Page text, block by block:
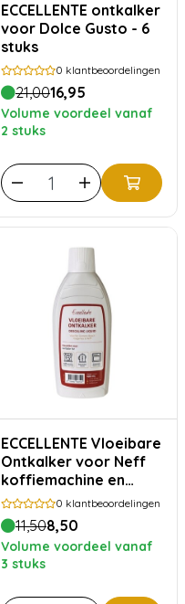
ECCELLENTE ontkalker
voor Dolce Gusto - 6
stuks
0 klantbeoordelingen
21,0016,95
Volume voordeel vanaf
2 stuks
ECCELLENTE Vloeibare
Ontkalker voor Neff
koffiemachine en
stoomoven
0 klantbeoordelingen
11,508,50
Volume voordeel vanaf
3 stuks